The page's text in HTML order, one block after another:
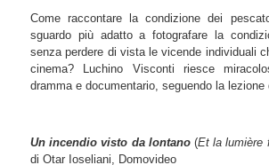
Come raccontare la condizione dei
sguardo più adatto a fotografare la
senza perdere di vista le vicende individuali
cinema? Luchino Visconti riesce
dramma e documentario, seguendo la lezione
Un incendio visto da lontano(Et la lumière
di Otar Ioseliani, Domovideo